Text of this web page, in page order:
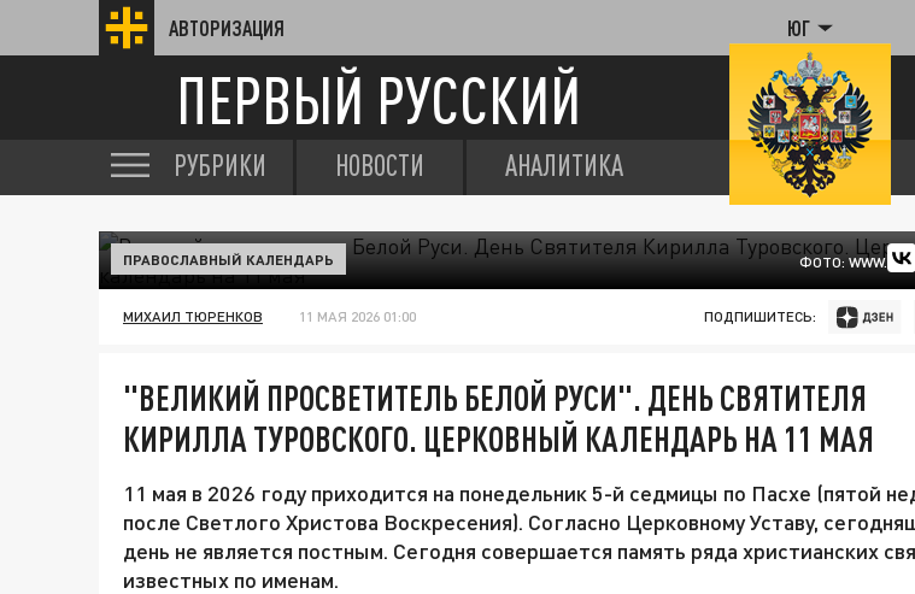
АВТОРИЗАЦИЯ ЮГ
ПЕРВЫЙ РУССКИЙ
РУБРИКИ НОВОСТИ АНАЛИТИКА
ФОТО:
ПРАВОСЛАВНЫЙ КАЛЕНДАРЬ
МИХАИЛ ТЮРЕНКОВ 11 МАЯ 2026 01:00 ПОДПИШИТЕСЬ:
"ВЕЛИКИЙ ПРОСВЕТИТЕЛЬ БЕЛОЙ РУСИ". ДЕНЬ СВЯТИТЕЛЯ
КИРИЛЛА ТУРОВСКОГО. ЦЕРКОВНЫЙ КАЛЕНДАРЬ НА 11 МАЯ
11 мая в 2026 году приходится на понедельник 5-й седмицы по Пасхе (пятой
после Светлого Христова Воскресения). Согласно Церковному Уставу,
день не является постным. Сегодня совершается память ряда христианских
известных по именам.